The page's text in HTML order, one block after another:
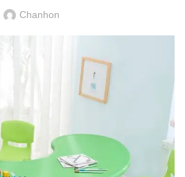
Chanhon